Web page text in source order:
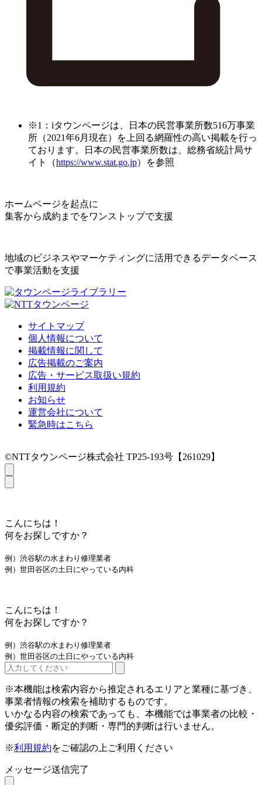
※1：iタウンページは、日本の民営事業所数516万事業
所（2021年6月現在）を上回る網羅性の高い掲載を行っ
ております。日本の民営事業所数は、総務省統計局サ
イト（https://www.stat.go.jp）を参照
ホームページを起点に
集客から成約までをワンストップで支援
地域のビジネスやマーケティングに活用できるデータベース
で事業活動を支援
サイトマップ
個人情報について
掲載情報に関して
広告掲載のご案内
広告・サービス取扱い規約
利用規約
お知らせ
運営会社について
緊急時はこちら
©NTTタウンページ株式会社 TP25-193号【261029】
こんにちは！
何をお探しですか？
例）渋谷駅の水まわり修理業者
例）世田谷区の土日にやっている内科
こんにちは！
何をお探しですか？
例）渋谷駅の水まわり修理業者
例）世田谷区の土日にやっている内科
※本機能は検索内容から推定されるエリアと業種に基づき、
事業者情報の検索を補助するものです。
いかなる内容の検索であっても、本機能では事業者の比較・
優劣評価・断定的判断・専門的判断は行いません。
※利用規約をご確認の上ご利用ください
メッセージ送信完了